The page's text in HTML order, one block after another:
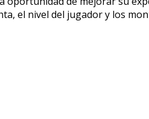
el nivel del jugador y los